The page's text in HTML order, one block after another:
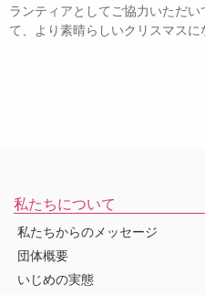
ランティアとしてご協力いただ
て、より素晴らしいクリスマスに
私たちについて
私たちからのメッセージ
団体概要
いじめの実態